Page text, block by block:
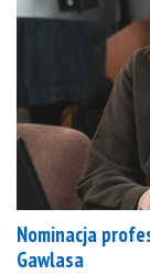
Nominacja
Gawlasa